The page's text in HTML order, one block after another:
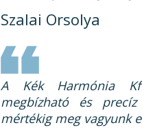
Szalai Orsolya
A Kék Harmónia
megbízható és
mértékig meg vagyunk